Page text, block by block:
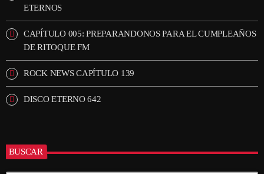
ETERNOS
CAPÍTULO 005: PREPARANDONOS PARA EL CUMPLEAÑOS
DE RITOQUE FM
ROCK NEWS CAPÍTULO 139
DISCO ETERNO 642
BUSCAR